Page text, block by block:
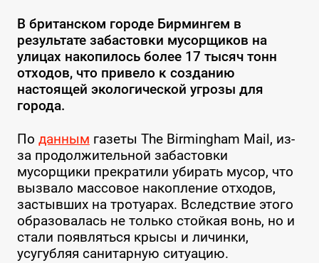
В британском городе Бирмингем в
результате забастовки мусорщиков на
улицах накопилось более 17 тысяч тонн
отходов, что привело к созданию
настоящей экологической угрозы для
города.
По данным газеты The Birmingham Mail, из-
за продолжительной забастовки
мусорщики прекратили убирать мусор, что
вызвало массовое накопление отходов,
застывших на тротуарах. Вследствие этого
образовалась не только стойкая вонь, но и
стали появляться крысы и личинки,
усугубляя санитарную ситуацию.